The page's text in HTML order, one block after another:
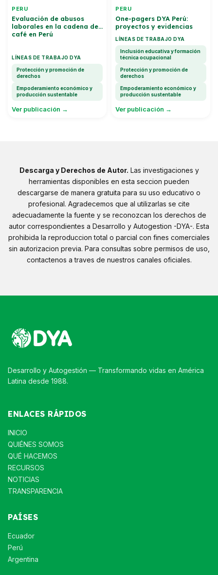
PERU
Evaluación de abusos
laborales en la cadena del
café en Perú
LÍNEAS DE TRABAJO DYA
Protección y promoción de
derechos
Empoderamiento económico y
producción sustentable
Ver publicación →
PERU
One-pagers DYA Perú:
proyectos y evidencias
LÍNEAS DE TRABAJO DYA
Inclusión educativa y formación
técnica ocupacional
Protección y promoción de
derechos
Empoderamiento económico y
producción sustentable
Ver publicación →
Descarga y Derechos de Autor. Las investigaciones y
herramientas disponibles en esta seccion pueden
descargarse de manera gratuita para su uso educativo o
profesional. Agradecemos que al utilizarlas se cite
adecuadamente la fuente y se reconozcan los derechos de
autor correspondientes a Desarrollo y Autogestion -DYA-. Esta
prohibida la reproduccion total o parcial con fines comerciales
sin autorizacion previa. Para consultas sobre permisos de uso,
contactenos a traves de nuestros canales oficiales.
Desarrollo y Autogestión — Transformando vidas en América
Latina desde 1988.
ENLACES RÁPIDOS
INICIO
QUIÉNES SOMOS
QUÉ HACEMOS
RECURSOS
NOTICIAS
TRANSPARENCIA
PAÍSES
Ecuador
Perú
Argentina